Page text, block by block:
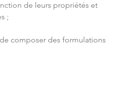
de leurs propriétés et
;
composer des formulations